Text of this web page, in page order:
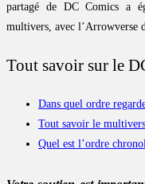
partagé de DC Comics a
multivers, avec l’Arrowverse
Tout savoir sur le
Dans quel ordre
Tout savoir le
Quel est l’ordre